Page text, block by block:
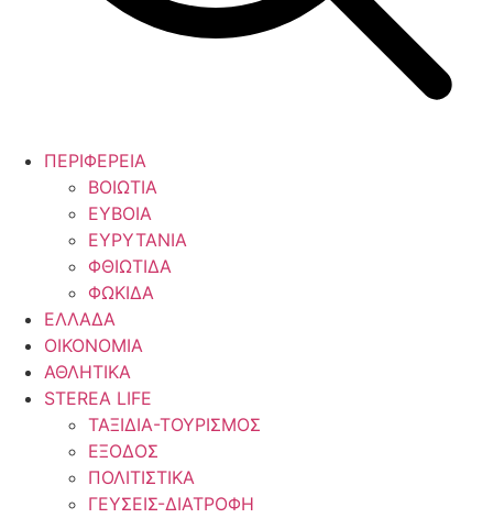
ΠΕΡΙΦΕΡΕΙΑ
ΒΟΙΩΤΙΑ
ΕΥΒΟΙΑ
ΕΥΡΥΤΑΝΙΑ
ΦΘΙΩΤΙΔΑ
ΦΩΚΙΔΑ
ΕΛΛΑΔΑ
ΟΙΚΟΝΟΜΙΑ
ΑΘΛΗΤΙΚΑ
STEREA LIFE
ΤΑΞΙΔΙΑ-ΤΟΥΡΙΣΜΟΣ
ΕΞΟΔΟΣ
ΠΟΛΙΤΙΣΤΙΚΑ
ΓΕΥΣΕΙΣ-ΔΙΑΤΡΟΦΗ